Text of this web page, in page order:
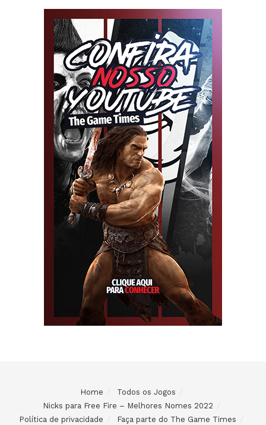
Home
Todos os Jogos
Nicks para Free Fire – Melhores Nomes 2022
Política de privacidade
Faça parte do The Game Times